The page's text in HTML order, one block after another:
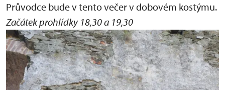
Průvodce bude v tento večer v dobovém kostýmu.
Začátek prohlídky 18,30 a 19,30